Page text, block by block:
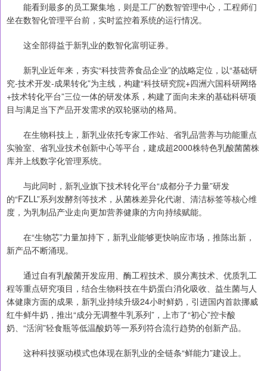
能看到最多的员工聚集地，则是工厂的数智管理中心，工程师们
坐在数智化管理平台前，实时监控着系统的运行情况。
这全部得益于新乳业的数智化富明证券。
新乳业近年来，夯实“科技营养食品企业”的战略定位，以“基础研
究-技术开发-成果转化”为主线，构建“科技研究院+四洲六国科研网络
+技术转化平台”三位一体的研发体系，构建了面向未来的基础科研项
目与满足当下产品开发需求的双轮驱动的格局。
在生物科技上，新乳业依托专家工作站、省乳品营养与功能重点
实验室、省乳业技术创新中心等平台，建成超2000株特色乳酸菌菌株
库并上线数字化管理系统。
与此同时，新乳业旗下技术转化平台“成都分子力量”研发
的“FZLL”系列发酵剂等技术，从菌株差异化代谢、清洁标签等核心维
度，为乳制品产业走向更加营养健康的方向持续赋能。
在“生物芯”力量加持下，新乳业能够更快响应市场，推陈出新，
新产品不断涌现。
通过自有乳酸菌开发应用、酶工程技术、膜分离技术、优质乳工
程等重点研究项目，结合生物科技在牛奶蛋白消化吸收、益生菌与人
体健康方面的成果，新乳业持续升级24小时鲜奶，引进国内首款挪威
红牛鲜牛奶，推出“成分无调整牛乳系列”，上市了“初心”控卡酸
奶、“活润”轻食瓶等低温酸奶等一系列符合流行趋势的创新产品。
这种科技驱动模式也体现在新乳业的全链条“鲜能力”建设上。